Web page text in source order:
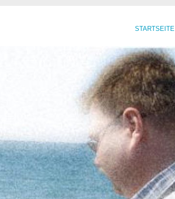
STARTSEITE